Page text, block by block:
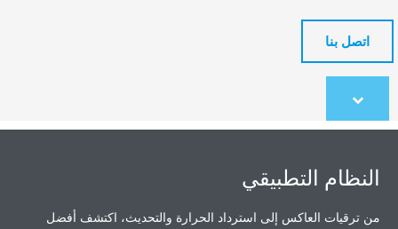
اتصل بنا
Scroll
to
النظام التطبيقي
من ترقيات العاكس إلى استرداد الحرارة والتحديث، اكتشف أفضل